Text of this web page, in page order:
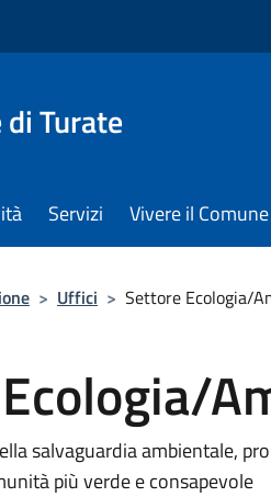
Turate
Servizi Vivere il Comune
> Uffici > Settore Ecologia/
salvaguardia ambientale,
più verde e consapevole